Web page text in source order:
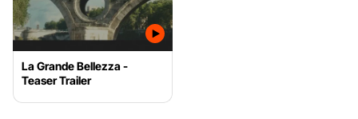
La Grande Bellezza -
Teaser Trailer